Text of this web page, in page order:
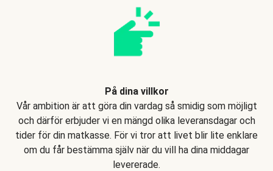
På dina villkor
Vår ambition är att göra din vardag så smidig som möjligt
och därför erbjuder vi en mängd olika leveransdagar och
tider för din matkasse. För vi tror att livet blir lite enklare
om du får bestämma själv när du vill ha dina middagar
levererade.